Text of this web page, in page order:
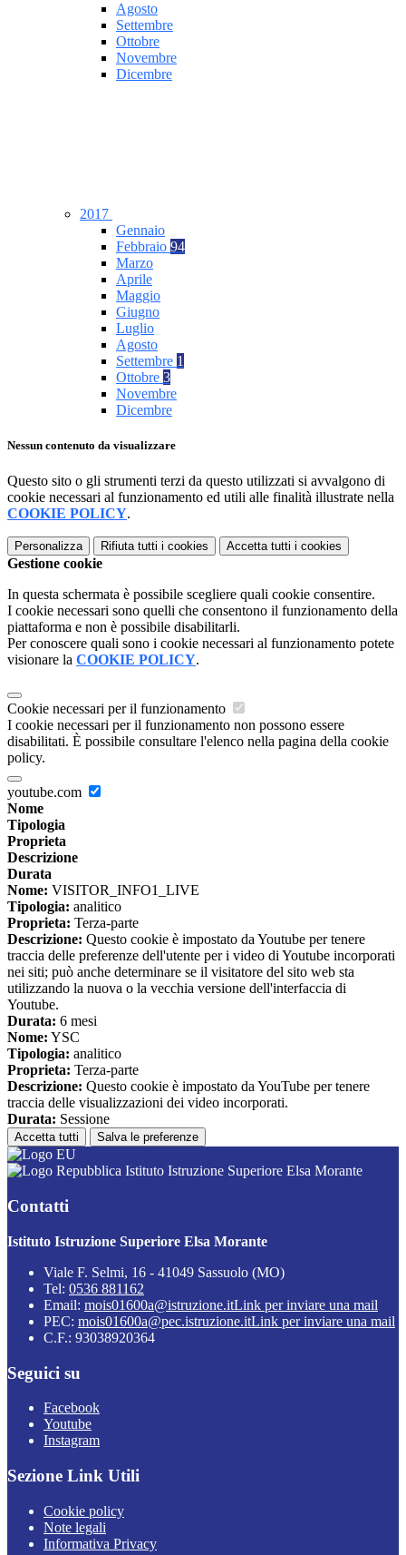
Agosto
Settembre
Ottobre
Novembre
Dicembre
2017
Gennaio
Febbraio 94
Marzo
Aprile
Maggio
Giugno
Luglio
Agosto
Settembre 1
Ottobre 3
Novembre
Dicembre
Nessun contenuto da visualizzare
Questo sito o gli strumenti terzi da questo utilizzati si avvalgono di
cookie necessari al funzionamento ed utili alle finalità illustrate nella
COOKIE POLICY.
Personalizza Rifiuta tutti i cookies Accetta tutti i cookies
Gestione cookie
In questa schermata è possibile scegliere quali cookie consentire.
I cookie necessari sono quelli che consentono il funzionamento della
piattaforma e non è possibile disabilitarli.
Per conoscere quali sono i cookie necessari al funzionamento potete
visionare la COOKIE POLICY.
Cookie necessari per il funzionamento
I cookie necessari per il funzionamento non possono essere
disabilitati. È possibile consultare l'elenco nella pagina della cookie
policy.
youtube.com
Nome
Tipologia
Proprieta
Descrizione
Durata
Nome: VISITOR_INFO1_LIVE
Tipologia: analitico
Proprieta: Terza-parte
Descrizione: Questo cookie è impostato da Youtube per tenere
traccia delle preferenze dell'utente per i video di Youtube incorporati
nei siti; può anche determinare se il visitatore del sito web sta
utilizzando la nuova o la vecchia versione dell'interfaccia di
Youtube.
Durata: 6 mesi
Nome: YSC
Tipologia: analitico
Proprieta: Terza-parte
Descrizione: Questo cookie è impostato da YouTube per tenere
traccia delle visualizzazioni dei video incorporati.
Durata: Sessione
Accetta tutti Salva le preferenze
Istituto Istruzione Superiore Elsa Morante
Contatti
Istituto Istruzione Superiore Elsa Morante
Viale F. Selmi, 16 - 41049 Sassuolo (MO)
Tel: 0536 881162
Email: mois01600a@istruzione.itLink per inviare una mail
PEC: mois01600a@pec.istruzione.itLink per inviare una mail
C.F.: 93038920364
Seguici su
Facebook
Youtube
Instagram
Sezione Link Utili
Cookie policy
Note legali
Informativa Privacy